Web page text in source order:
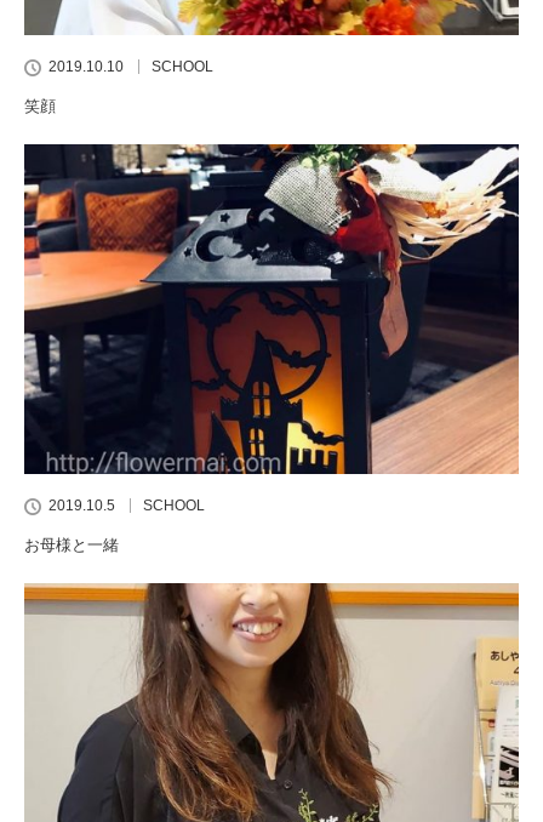
2019.10.10 SCHOOL
笑顔
2019.10.5 SCHOOL
お母様と一緒